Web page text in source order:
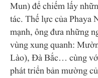
Mun) để chiếm lấy
tác. Thế lực của Phaya
mạnh, ông đưa những
vùng xung quanh:
Lào), Đà Bắc… cùng
phát triển bản mường